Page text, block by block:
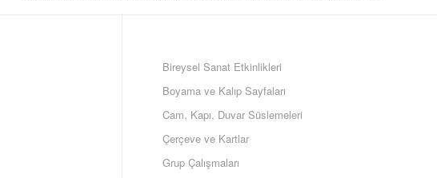
Bireysel Sanat Etkinlikleri
Boyama ve Kalıp Sayfaları
Cam, Kapı, Duvar Süslemeleri
Çerçeve ve Kartlar
Grup Çalışmaları